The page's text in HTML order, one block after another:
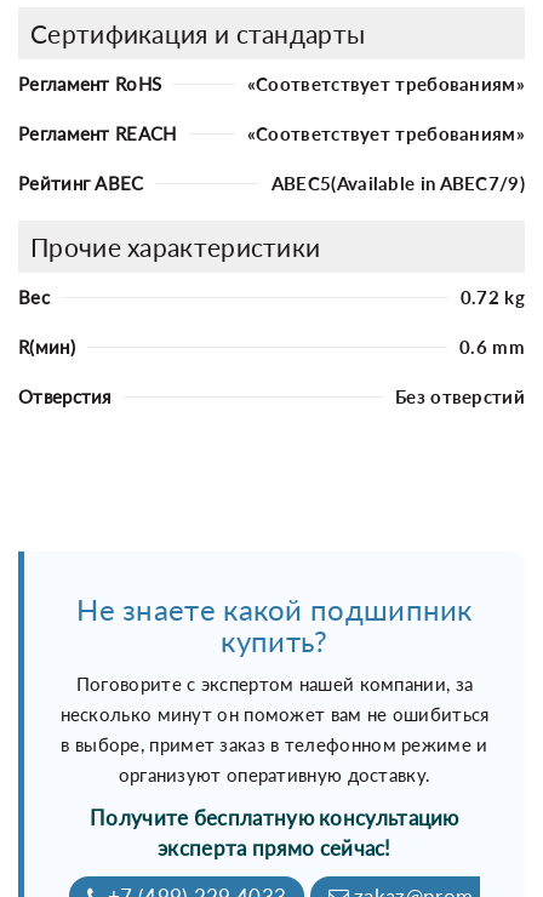
Сертификация и стандарты
Регламент RoHS «Соответствует требованиям»
Регламент REACH «Соответствует требованиям»
Рейтинг ABEC ABEC5(Available in ABEC7/9)
Прочие характеристики
Вес 0.72 kg
R(мин) 0.6 mm
Отверстия Без отверстий
Не знаете какой подшипник
купить?
Поговорите с экспертом нашей компании, за
несколько минут он поможет вам не ошибиться
в выборе, примет заказ в телефонном режиме и
организуют оперативную доставку.
Получите бесплатную консультацию
эксперта прямо сейчас!